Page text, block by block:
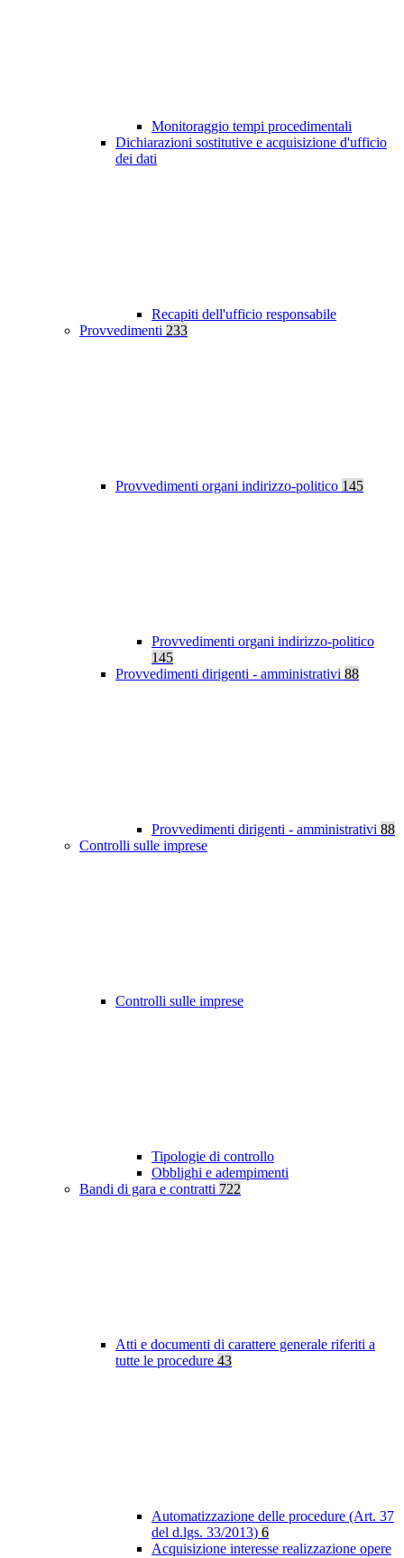
Monitoraggio tempi procedimentali
Dichiarazioni sostitutive e acquisizione d'ufficio
dei dati
Recapiti dell'ufficio responsabile
Provvedimenti 233
Provvedimenti organi indirizzo-politico 145
Provvedimenti organi indirizzo-politico
145
Provvedimenti dirigenti - amministrativi 88
Provvedimenti dirigenti - amministrativi 88
Controlli sulle imprese
Controlli sulle imprese
Tipologie di controllo
Obblighi e adempimenti
Bandi di gara e contratti 722
Atti e documenti di carattere generale riferiti a
tutte le procedure 43
Automatizzazione delle procedure (Art. 37
del d.lgs. 33/2013) 6
Acquisizione interesse realizzazione opere